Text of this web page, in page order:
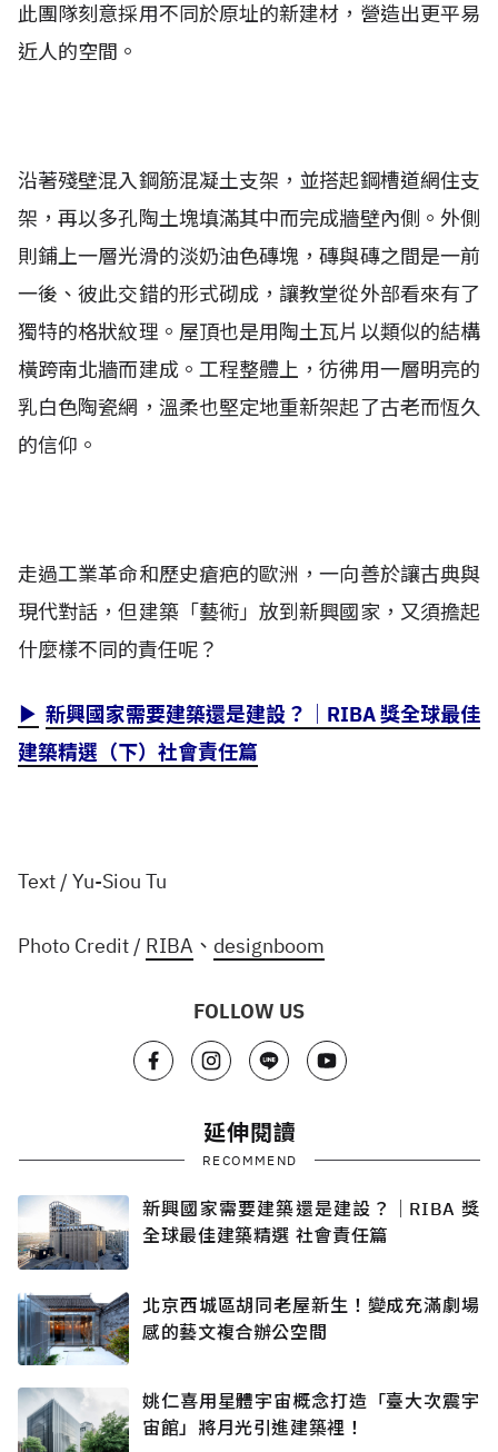
此團隊刻意採用不同於原址的新建材，營造出更平易
近人的空間。
沿著殘壁混入鋼筋混凝土支架，並搭起鋼槽道網住支
架，再以多孔陶土塊填滿其中而完成牆壁內側。外側
則鋪上一層光滑的淡奶油色磚塊，磚與磚之間是一前
一後、彼此交錯的形式砌成，讓教堂從外部看來有了
獨特的格狀紋理。屋頂也是用陶土瓦片以類似的結構
橫跨南北牆而建成。工程整體上，彷彿用一層明亮的
乳白色陶瓷網，溫柔也堅定地重新架起了古老而恆久
的信仰。
走過工業革命和歷史瘡疤的歐洲，一向善於讓古典與
現代對話，但建築「藝術」放到新興國家，又須擔起
什麼樣不同的責任呢？
▶ 新興國家需要建築還是建設？│RIBA 獎全球最佳
建築精選（下）社會責任篇
Text / Yu-Siou Tu
Photo Credit / RIBA 、 designboom
FOLLOW US
延伸閱讀
RECOMMEND
新興國家需要建築還是建設？│RIBA 獎
全球最佳建築精選 社會責任篇
北京西城區胡同老屋新生！變成充滿劇場
感的藝文複合辦公空間
姚仁喜用星體宇宙概念打造「臺大次震宇
宙館」將月光引進建築裡！